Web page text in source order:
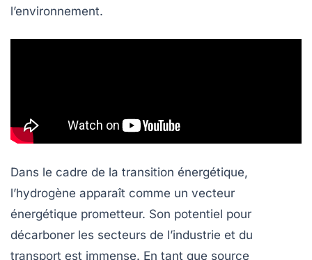
l’environnement.
Dans le cadre de la transition énergétique,
l’hydrogène apparaît comme un vecteur
énergétique prometteur. Son potentiel pour
décarboner les secteurs de l’industrie et du
transport est immense. En tant que source